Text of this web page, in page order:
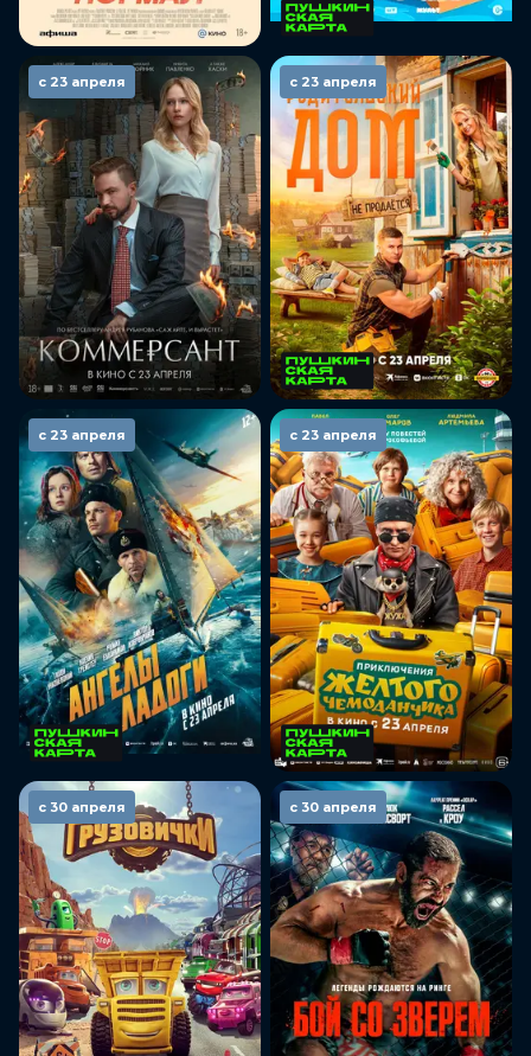
с 23 апреля с 23 апреля
с 23 апреля с 23 апреля
с 30 апреля с 30 апреля